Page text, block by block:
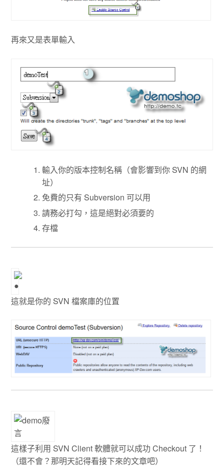
再來又是表單輸入
輸入你的版本控制名稱（會影響到你 SVN 的網
址）
免費的只有 Subversion 可以用
請務必打勾，這是絕對必須要的
存檔
這就是你的 SVN 檔案庫的位置
這樣子利用 SVN Client 軟體就可以成功 Checkout 了！
（還不會？那明天記得看接下來的文章吧）